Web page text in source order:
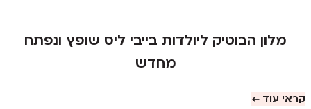
מלון הבוטיק ליולדות בייבי ליס שופץ ונפתח
מחדש
קראי עוד ←